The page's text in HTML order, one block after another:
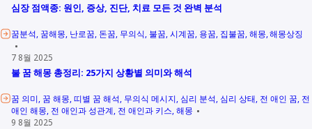
심장 점액종: 원인, 증상, 진단, 치료 모든 것 완벽 분석
꿈분석 꿈해몽 난로꿈 돈꿈 무의식 불꿈 시계꿈 용꿈 집불꿈 해몽 해몽상징
7 8월 2025
불 꿈 해몽 총정리: 25가지 상황별 의미와 해석
꿈 의미 꿈 해몽 띠별 꿈 해석 무의식 메시지 심리 분석 심리 상태 전 애인 꿈 전
애인 해몽 전 애인과 성관계 전 애인과 키스 해몽
9 8월 2025